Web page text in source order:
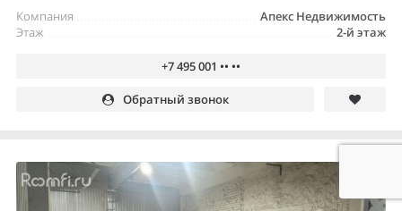
Апекс Недвижимость
Компания
2-й этаж
Этаж
+7 495 001 •• ••
Обратный звонок